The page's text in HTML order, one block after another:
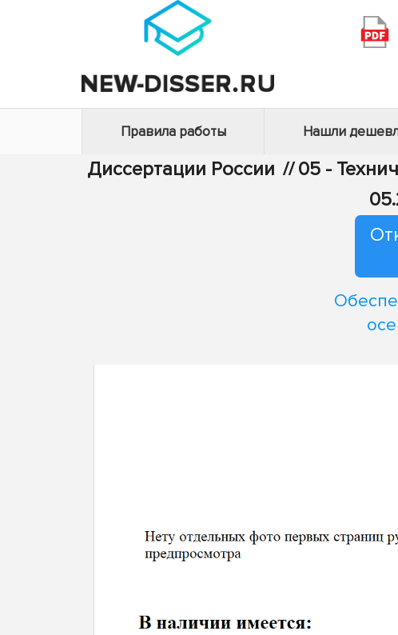
Правила работы Нашли
Диссертации России // 05 -